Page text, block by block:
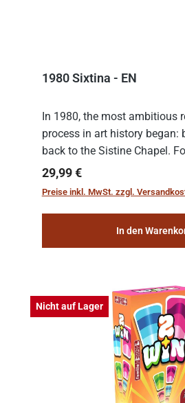
1980 Sixtina - EN
In 1980, the most ambitious
process in art history began:
back to the Sistine Chapel.
team of experts from the
the meticulous job of
Regulärer Preis:
29,99 €
Preise inkl. MwSt. zzgl.
In den
Nicht auf Lager